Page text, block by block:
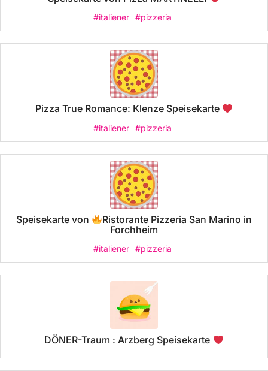
#italiener #pizzeria
Pizza True Romance: Klenze Speisekarte
#italiener #pizzeria
Speisekarte von
Ristorante Pizzeria San Marino in
Forchheim
#italiener #pizzeria
DÖNER-Traum : Arzberg Speisekarte